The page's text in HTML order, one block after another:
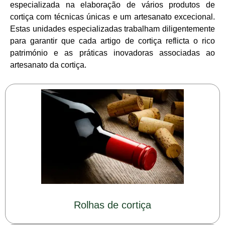
especializada na elaboração de vários produtos de
cortiça com técnicas únicas e um artesanato excecional.
Estas unidades especializadas trabalham diligentemente
para garantir que cada artigo de cortiça reflicta o rico
património e as práticas inovadoras associadas ao
artesanato da cortiça.
Rolhas de cortiça